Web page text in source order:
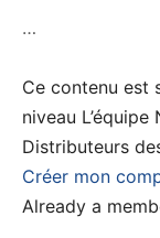
…
Ce contenu est
niveau
Distributeurs
Créer mon
Already a